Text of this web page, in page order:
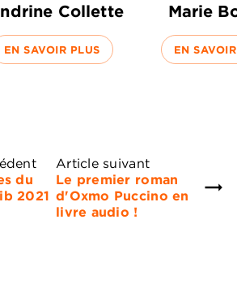
Collette
EN SAVOIR PLUS
Marie
EN
du
2021
Article suivant
Le premier roman
d'Oxmo Puccino en
livre audio !